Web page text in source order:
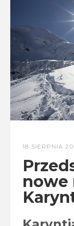
18 SIERPNIA
nowe